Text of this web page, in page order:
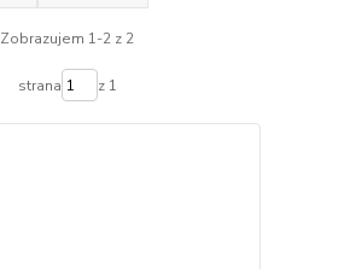
Zobrazujem 1-2 z 2
strana z 1